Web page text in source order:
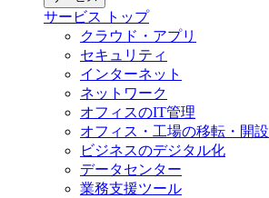
サービス
トップ
クラウド・アプリ
セキュリティ
インターネット
ネットワーク
オフィスのIT管理
オフィス・工場の移転・開設
ビジネスのデジタル化
データセンター
業務支援ツール